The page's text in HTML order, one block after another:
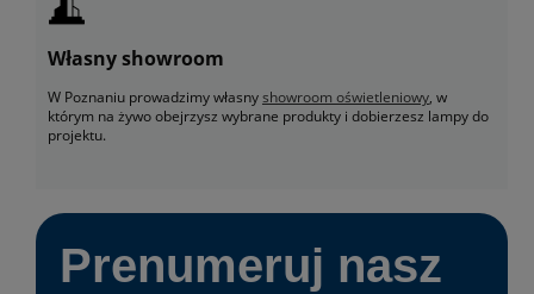
Własny showroom
W Poznaniu prowadzimy własnyshowroom oświetleniowy, w
którym na żywo obejrzysz wybrane produkty i dobierzesz lampy do
projektu.
Prenumeruj nasz